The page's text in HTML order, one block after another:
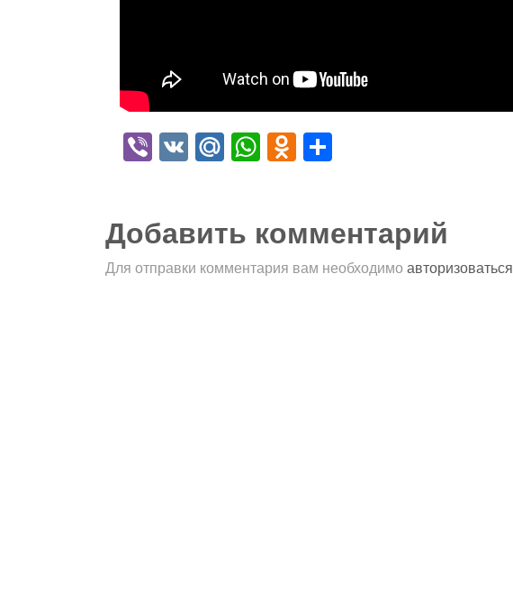
Viber
VK Mail.Ru
WhatsApp
Odnoklassniki
Добавить комментарий
Для отправки комментария вам необходимо авторизоваться